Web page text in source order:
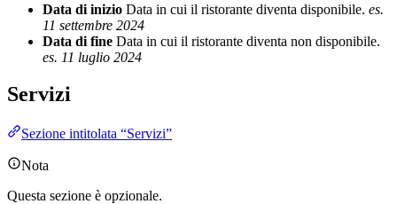
Data di inizio Data in cui il ristorante diventa disponibile. es.
11 settembre 2024
Data di fine Data in cui il ristorante diventa non disponibile.
es. 11 luglio 2024
Servizi
Sezione intitolata “Servizi”
Nota
Questa sezione è opzionale.